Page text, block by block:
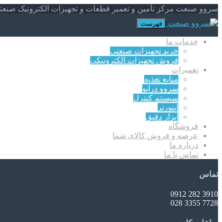
سروو صنعت مرکز تأمین و تعمیر قطعات و تجهیزات الکترونیک
فهرست
خدمات ما
خرید تجهیزات صنعتی
فروش تجهیزات الکترونیکی
تعمیرات
منابع تغذیه
سروو درایو
سیستم کنترل
اینورتر
ابزار دقیق
فروشگاه
عرضه و فروش کالای شما
درباره ما
تماس با ما
تماس
3910 282 0912
7728 3355 028